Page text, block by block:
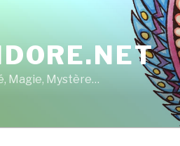
Magie, Mystère…